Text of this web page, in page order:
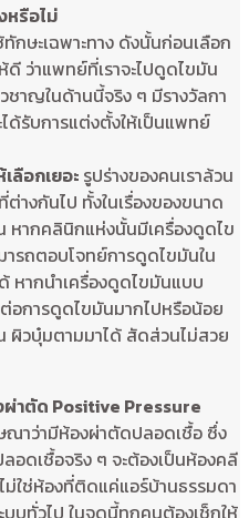
รือไม่
กษะเฉพาะทาง ดังนั้นก่อนเลือก
ว่าแพทย์ที่เราจะไปดูดไขมัน
าญในด้านนี้จริง ๆ มีรางวัลกา
ด้รับการแต่งตั้งให้เป็นแพทย์
ลือกเยอะ รูปร่างของคนเราล้วน
างกันไป ทั้งในเรื่องของขนาด
หากคลินิกแห่งนั้นมีเครื่องดูดไข
ารถตอบโจทย์การดูดไขมันใน
หากนำเครื่องดูดไขมันแบบ
อการดูดไขมันมากไปหรือน้อย
ผิวบุ๋มตามมาได้ สัดส่วนไม่สวย
าตัด Positive Pressure
ณาว่ามีห้องผ่าตัดปลอดเชื้อ ซึ่ง
ดเชื้อจริง ๆ จะต้องเป็นห้องคลี
ใช่ห้องที่ติดแค่แอร์บ้านธรรมดา
บบทั่วไป ในจุดนี้ทุกคนต้องเช็กให้